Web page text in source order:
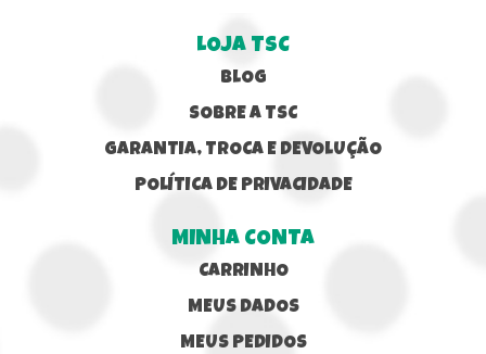
LOJA TSC
BLOG
SOBRE A TSC
GARANTIA, TROCA E DEVOLUÇÃO
POLÍTICA DE PRIVACIDADE
MINHA CONTA
CARRINHO
MEUS DADOS
MEUS PEDIDOS